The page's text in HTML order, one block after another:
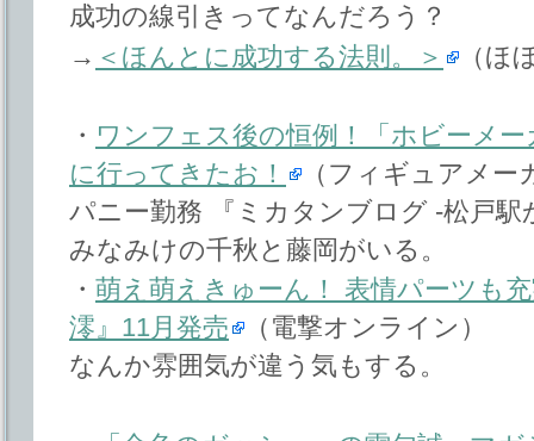
成功の線引きってなんだろう？
→ ＜ほんとに成功する法則。＞ （ほ
・ ワンフェス後の恒例！「ホビーメ
に行ってきたお！
（フィギュアメ
パニー勤務 『ミカタンブログ -松戸
みなみけの千秋と藤岡がいる。
・ 萌え萌えきゅーん！ 表情パーツも
澪』11月発売
（電撃オンライン）
なんか雰囲気が違う気もする。